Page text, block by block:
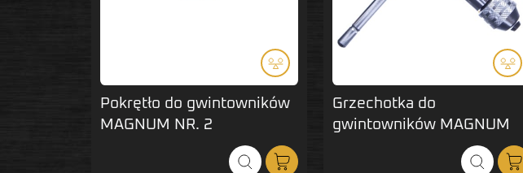
Pokrętło do gwintowników
MAGNUM NR. 2
Grzechotka do
gwintowników MAGNUM